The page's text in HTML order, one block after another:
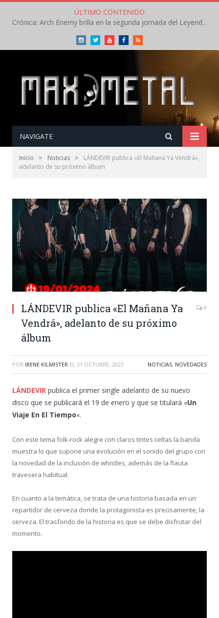
ÚLTIMO CONTENIDO
Crónica: Arch Enemy brilla en la segunda jornada del Leyendas del Rock – Jueves – Agosto 2026
InstagramTwitterYoutubeFacebookRSS
NAVIGATE
Inicio » Noticias »
LÁNDEVIR publica «El Mañana Ya Vendrá»,
adelanto de su próximo álbum
LÁNDEVIR publica «El Mañana Ya
Vendrá», adelanto de su próximo
álbum
0
POR IRENE KILMISTER EL 31 OCTUBRE, 2023 NOTICIAS, NOVEDADES
LÁNDEVIR publica el primer single adelanto de su nuevo
disco que se publicará el 19 de enero y que se titulará «Un
Viaje En El Tiempo«.
Con este tema folk-rock alegre con claros tintes celtas la banda
muestra lo que supone una evolución en el sonido del grupo con
la novedad de la inclusión de whistles, además de la flauta
travesera habitual.
En cuanto a la temática, se trata de una historia basada en un
repartidor de cerveza donde la protagonista es precisamente, la
cerveza. El trasfondo de la historia es que se debe disfrutar del
momento.